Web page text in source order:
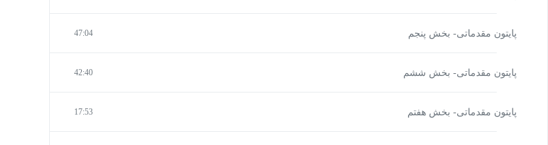
پایتون مقدماتی- بخش پنجم 47:04
پایتون مقدماتی- بخش ششم 42:40
پایتون مقدماتی- بخش هفتم 17:53